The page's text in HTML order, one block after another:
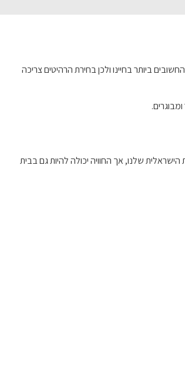
ביותר בחיינו ולכן בחירת הרהיטים צריכה
שלנו, אך החוויה יכולה להיות גם בבית